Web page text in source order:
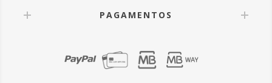
PAGAMENTOS